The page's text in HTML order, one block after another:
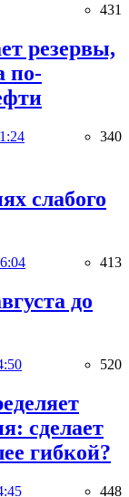
431
резервы,
по-
340
слабого
413
до
520
сделает
гибкой?
448